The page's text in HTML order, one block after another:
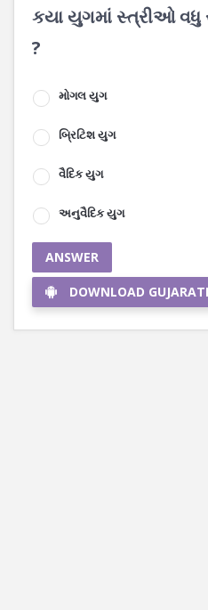
કયા યુગમાં સ્ત્રીઓ વધુ
?
મોગલ યુગ
બ્રિટિશ યુગ
વૈદિક યુગ
અનુવૈદિક યુગ
ANSWER
DOWNLOAD